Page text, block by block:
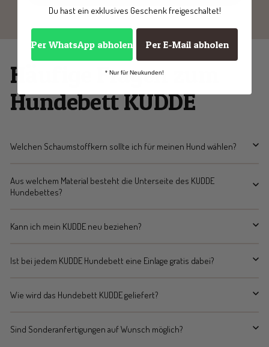
Häufige Fragen zum
Hundebett KUDDE
Welchen Schaumstoffkern sollte ich für meinen Hund wählen?
Aus welchem Material besteht die Unterseite des KUDDE
Hundebettes?
Kann ich mein KUDDE neu beziehen?
Ist bei jedem KUDDE Hundebett eine Einlage gratis dabei?
Wie wird das Hundebett KUDDE geliefert?
Sind Sonderanfertigungen auf Wunsch möglich?
Du hast ein exklusives Geschenk freigeschaltet!
Per WhatsApp abholen Per E-Mail abholen
* Nur für Neukunden!